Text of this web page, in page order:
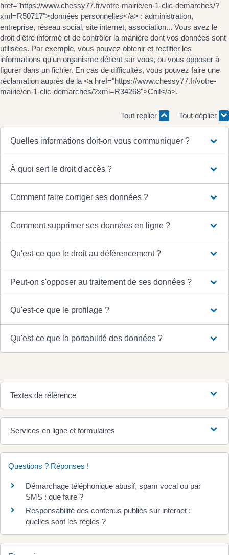
href="https://www.chessy77.fr/votre-mairie/en-1-clic-demarches/?
xml=R50717">données personnelles</a> : administration,
entreprise, réseau social, site internet, association... Vous avez le
droit d'être informé et de contrôler la manière dont vos données sont
utilisées. Par exemple, vous pouvez obtenir et rectifier les
informations qu'un organisme détient sur vous, ou vous opposer à
figurer dans un fichier. En cas de difficultés, vous pouvez faire une
réclamation auprès de la <a href="https://www.chessy77.fr/votre-
mairie/en-1-clic-demarches/?xml=R34268">Cnil</a>.
Tout replier Tout déplier
Quelles informations doit-on vous communiquer ?
À quoi sert le droit d'accès ?
Comment faire corriger ses données ?
Comment supprimer ses données en ligne ?
Qu'est-ce que le droit au déférencement ?
Peut-on s'opposer au traitement de ses données ?
Qu'est-ce que le profilage ?
Qu'est-ce que la portabilité des données ?
Textes de référence
Services en ligne et formulaires
Questions ? Réponses !
Démarchage téléphonique abusif, spam vocal ou par
SMS : que faire ?
Responsabilité des contenus publiés sur internet :
quelles sont les règles ?